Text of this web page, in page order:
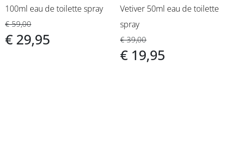
100ml eau de toilette spray
€ 59,00
€ 29,95
Vetiver 50ml eau de toilette
spray
€ 39,00
€ 19,95